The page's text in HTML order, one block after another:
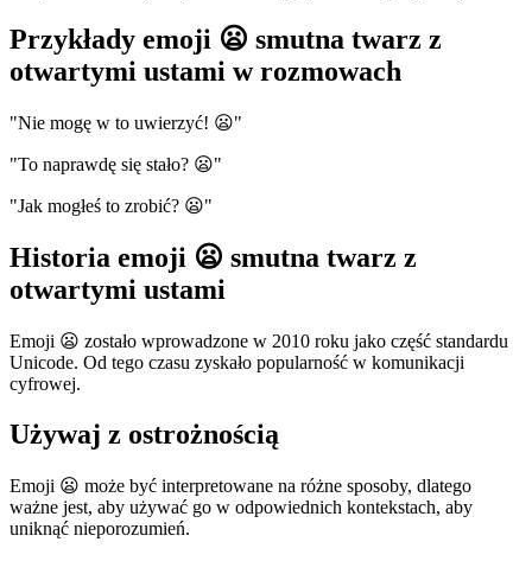
Przykłady emoji 😦 smutna twarz z
otwartymi ustami w rozmowach
"Nie mogę w to uwierzyć! 😦"
"To naprawdę się stało? 😦"
"Jak mogłeś to zrobić? 😦"
Historia emoji 😦 smutna twarz z
otwartymi ustami
Emoji 😦 zostało wprowadzone w 2010 roku jako część standardu
Unicode. Od tego czasu zyskało popularność w komunikacji
cyfrowej.
Używaj z ostrożnością
Emoji 😦 może być interpretowane na różne sposoby, dlatego
ważne jest, aby używać go w odpowiednich kontekstach, aby
uniknąć nieporozumień.